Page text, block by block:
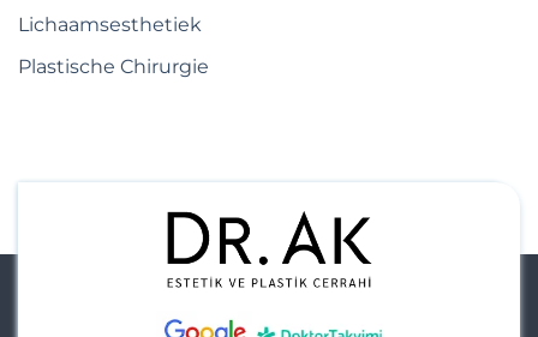
Lichaamsesthetiek
Plastische Chirurgie